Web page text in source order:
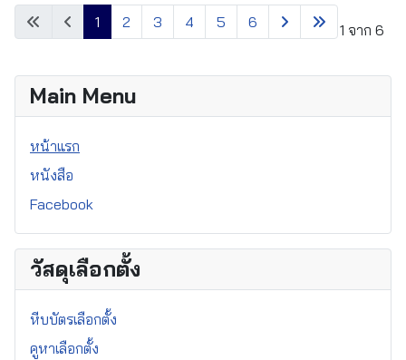
หน้า 1 จาก 6
1 2 3 4 5 6
Main Menu
หน้าแรก
หนังสือ
Facebook
วัสดุเลือกตั้ง
หีบบัตรเลือกตั้ง
คูหาเลือกตั้ง